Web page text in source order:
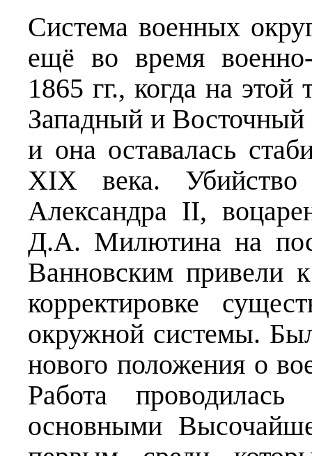
Система военных
ещё во время
1865 гг., когда на
Западный и Восточный
и она оставалась
XIX века.
Александра II,
Д.А. Милютина на
Ванновским привели
корректировке
окружной системы.
нового положения о
Работа
основными